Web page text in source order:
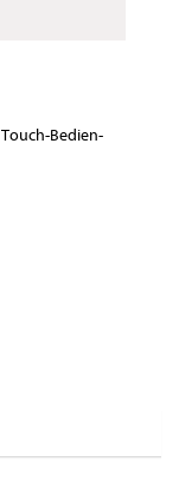
Touch-Bedien-